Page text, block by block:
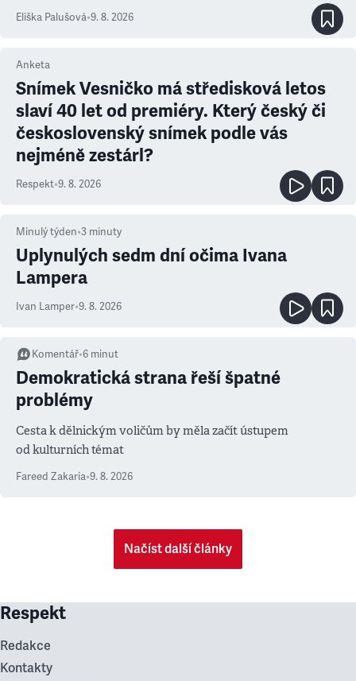
Eliška Palušová•9. 8. 2026
Anketa
Snímek Vesničko má středisková letos
slaví 40 let od premiéry. Který český či
československý snímek podle vás
nejméně zestárl?
Respekt•9. 8. 2026
Minulý týden•3 minuty
Uplynulých sedm dní očima Ivana
Lampera
Ivan Lamper•9. 8. 2026
Komentář•6 minut
Demokratická strana řeší špatné
problémy
Cesta k dělnickým voličům by měla začít ústupem
od kulturních témat
Fareed Zakaria•9. 8. 2026
Načíst další články
Respekt
Redakce
Kontakty